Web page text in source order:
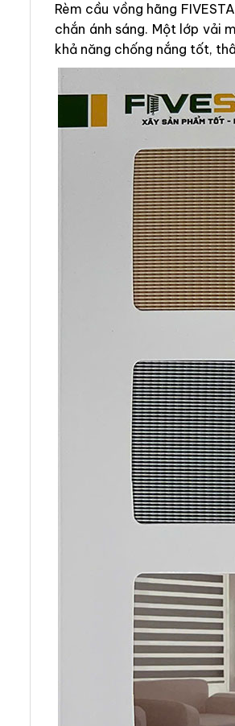
Rèm cầu vồng hãng
chắn ánh sáng. Một lớp vải
khả năng chống nắng tốt,